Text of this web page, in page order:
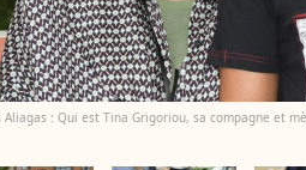
Aliagas : Qui est Tina Grigoriou, sa compagne et